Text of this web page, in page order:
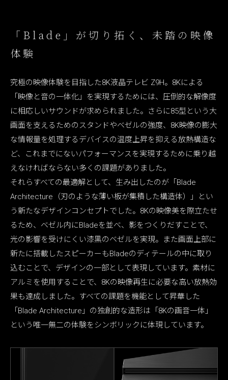
「Blade」が切り拓く、未踏の映像
体験
究極の映像体験を目指した8K液晶テレビ Z9H。8Kによる
「映像と音の一体化」を実現するためには、圧倒的な解像度
に相応しいサウンドが求められました。さらに85型という大
画面を支えるためのスタンドやベゼルの強度、8K映像の膨大
な情報量を処理するデバイスの温度上昇を抑える放熱構造な
ど、これまでにないパフォーマンスを実現するために乗り越
えなければならない多くの課題がありました。
それらすべての最適解として、生み出したのが「Blade
Architecture（刃のような薄い板が集積した構造体）」とい
う新たなデザインコンセプトでした。8Kの映像美を際立たせ
るため、ベゼル内にBladeを並べ、影をつくりだすことで、
光の影響を受けにくい漆黒のベゼルを実現。また画面上部に
新たに搭載したスピーカーもBladeのディテールの中に取り
込むことで、デザインの一部として表現しています。素材に
アルミを使用することで、8Kの映像再生に必要な高い放熱効
果も達成しました。すべての課題を機能として昇華した
「Blade Architecture」の独創的な造形は「8Kの画音一体」
という唯一無二の体験をシンボリックに体現しています。